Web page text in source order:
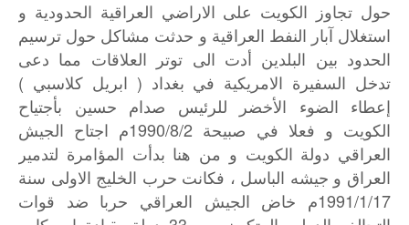
حول تجاوز الكويت على الاراضي العراقية الحدودية و
استغلال آبار النفط العراقية و حدثت مشاكل حول ترسيم
الحدود بين البلدين أدت الى توتر العلاقات مما دعى
تدخل السفيرة الامريكية في بغداد ( ابريل كلاسبي )
إعطاء الضوء الأخضر للرئيس صدام حسين بأجتياح
الكويت و فعلا في صبيحة 1990/8/2م اجتاح الجيش
العراقي دولة الكويت و من هنا بدأت المؤامرة لتدمير
العراق و جيشه الباسل ، فكانت حرب الخليج الاولى سنة
1991/1/17م خاض الجيش العراقي حربا ضد قوات